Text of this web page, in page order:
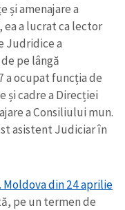
amenajare a
ea a lucrat ca lector
Judridice a
pe lângă
a ocupat funcția de
și cadre a Direcției
a Consiliului mun.
asistent Judiciar în
din 24 aprilie
pe un termen de